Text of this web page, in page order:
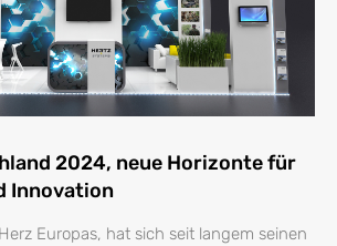
2024, neue Horizonte für
Innovation
Europas, hat sich seit langem seinen